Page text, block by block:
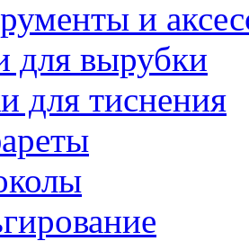
и
для вырубки
для тиснения